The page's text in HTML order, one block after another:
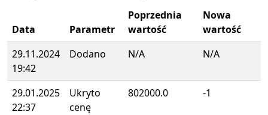
Data Parametr
Poprzednia
wartość
Nowa
wartość
29.11.2024
19:42
Dodano N/A N/A
29.01.2025
22:37
Ukryto
cenę
802000.0 -1